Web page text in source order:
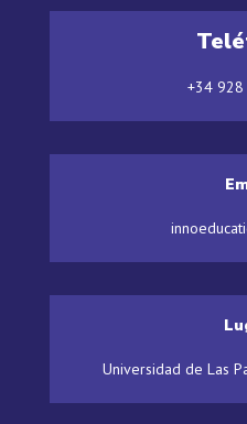
+34
Universidad de Las